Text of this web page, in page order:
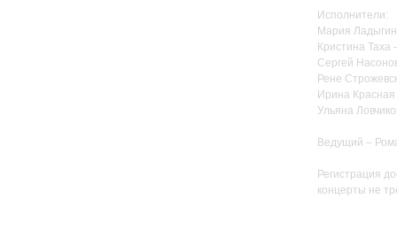
Исполнители:
Мария
Кристина Таха
Сергей
Рене
Ирина Красная
Ульяна
Ведущий –
Регистрация
концерты не